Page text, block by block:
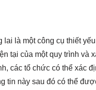
là một công cụ thiết
tại của một quy trình và
các tổ chức có thể xác
tin này sau đó có thể